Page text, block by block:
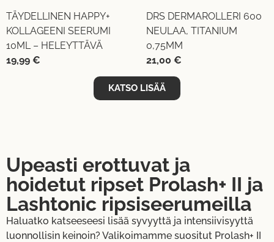
TÄYDELLINEN HAPPY+
KOLLAGEENI SEERUMI
10ML – HELEYTTÄVÄ
19,99 €
DRS DERMAROLLERI 600
NEULAA, TITANIUM
0,75MM
21,00 €
KATSO LISÄÄ
Upeasti erottuvat ja
hoidetut ripset Prolash+ II ja
Lashtonic ripsiseerumeilla
Haluatko katseeseesi lisää syvyyttä ja intensiivisyyttä
luonnollisin keinoin? Valikoimamme suositut Prolash+ II